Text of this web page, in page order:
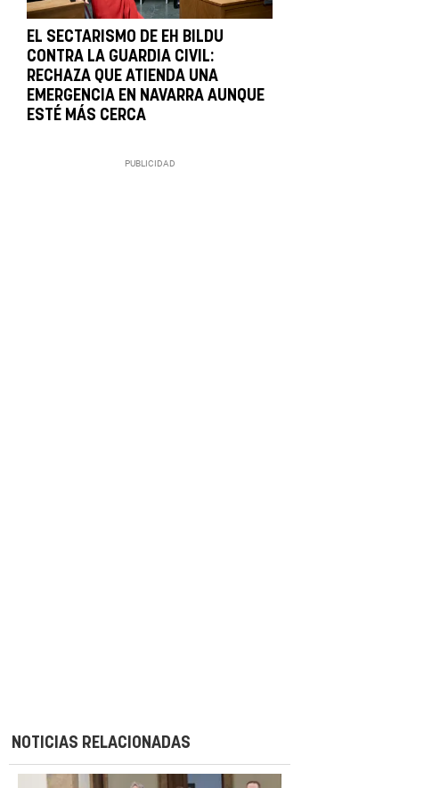
EL SECTARISMO DE EH BILDU
CONTRA LA GUARDIA CIVIL:
RECHAZA QUE ATIENDA UNA
EMERGENCIA EN NAVARRA AUNQUE
ESTÉ MÁS CERCA
NOTICIAS RELACIONADAS